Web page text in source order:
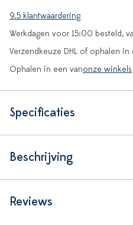
9.5 klantwaardering
Werkdagen voor 15:00 besteld,
Verzendkeuze DHL of ophalen in
Ophalen in een vanonze winkels
Specificaties
Beschrijving
Reviews